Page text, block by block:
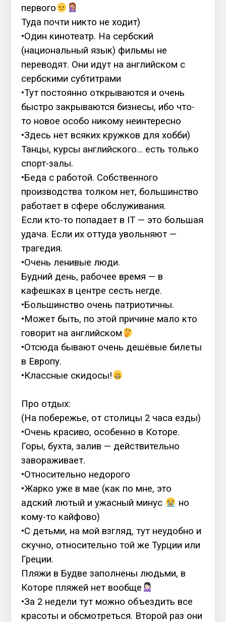
первого
Туда почти никто не ходит)
•Один кинотеатр. На сербский
(национальный язык) фильмы не
переводят. Они идут на английском с
сербскими субтитрами
•Тут постоянно открываются и очень
быстро закрываются бизнесы, ибо что-
то новое особо никому неинтересно
•Здесь нет всяких кружков для хобби)
Танцы, курсы английского… есть только
спорт-залы.
•Беда с работой. Собственного
производства толком нет, большинство
работает в сфере обслуживания.
Если кто-то попадает в IT — это большая
удача. Если их оттуда увольняют —
трагедия.
•Очень ленивые люди.
Будний день, рабочее время — в
кафешках в центре сесть негде.
•Большинство очень патриотичны.
•Может быть, по этой причине мало кто
говорит на английском
•Отсюда бывают очень дешёвые билеты
в Европу.
•Классные скидосы!
Про отдых:
(На побережье, от столицы 2 часа езды)
•Очень красиво, особенно в Которе.
Горы, бухта, залив — действительно
завораживает.
•Относительно недорого
•Жарко уже в мае (как по мне, это
адский лютый и ужасный минус
но
кому-то кайфово)
•С детьми, на мой взгляд, тут неудобно и
скучно, относительно той же Турции или
Греции.
Пляжи в Будве заполнены людьми, в
Которе пляжей нет вообще
•За 2 недели тут можно объездить все
красоты и обсмотреться. Второй раз они